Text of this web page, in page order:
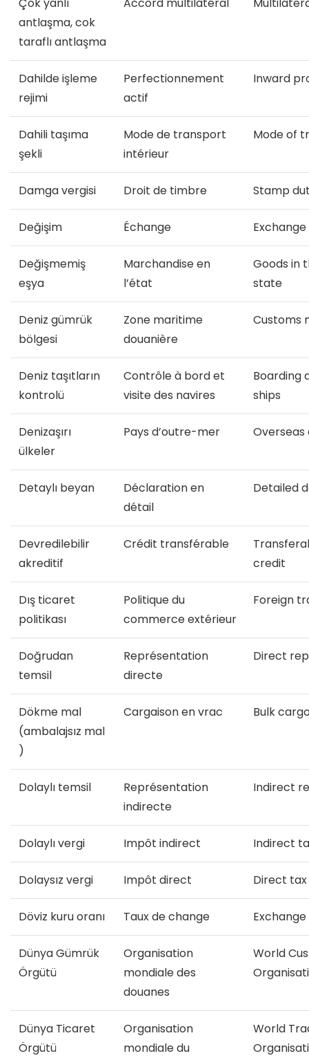
antlaşma, cok
taraflı antlaşma
Dahilde işleme
rejimi
Perfectionnement
actif
Inward
Dahili taşıma
şekli
Mode de transport
intérieur
Mode of
Damga vergisi Droit de timbre Stamp
Değişim Échange Exchange
Değişmemiş
eşya
Marchandise en
l’état
Goods in
state
Deniz gümrük
bölgesi
Zone maritime
douanière
Customs
Deniz taşıtların
kontrolü
Contrôle à bord et
visite des navires
Boarding
ships
Denizaşırı
ülkeler
Pays d’outre-mer
Detaylı beyan
Déclaration en
détail
Detailed
Devredilebilir
akreditif
Crédit transférable
credit
Dış ticaret
politikası
Politique du
commerce extérieur
Foreign
Doğrudan
temsil
Représentation
directe
Direct
Dökme mal
(ambalajsız mal
)
Cargaison en vrac Bulk
Dolaylı temsil
Représentation
indirecte
Indirect
Dolaylı vergi Impôt indirect Indirect
Dolaysız vergi Impôt direct Direct tax
Döviz kuru oranı Taux de change
Dünya Gümrük
Örgütü
Organisation
mondiale des
douanes
World
Dünya Ticaret
Örgütü
Organisation
mondiale du
World